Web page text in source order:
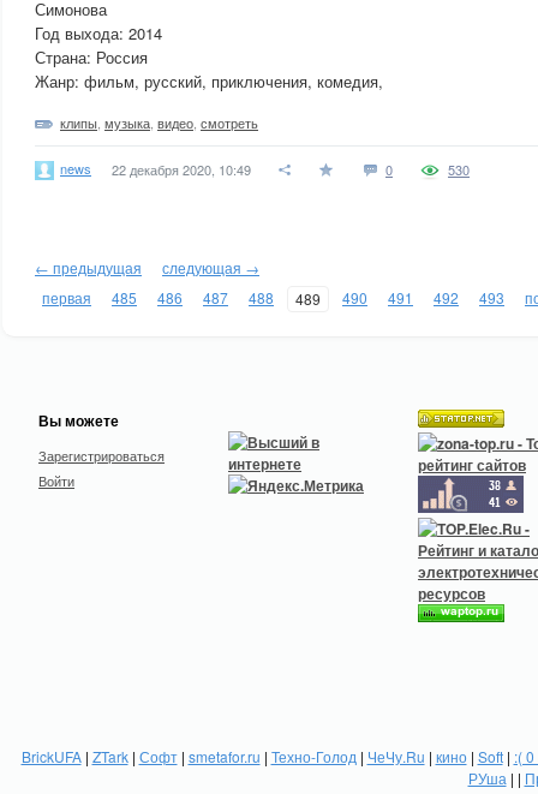
Симонова
Год выхода: 2014
Страна: Россия
Жанр: фильм, русский, приключения, комедия,
клипы музыка видео смотреть
news 22 декабря 2020, 10:49 0 530
← предыдущая
следующая →
первая
485 486 487 488 489 490 491 492 493
Вы можете
Зарегистрироваться
Войти
BrickUFA| ZTark| Софт| smetafor.ru | Техно-Голод | ЧеЧу.Ru | кино| Soft| :(
РУша | |